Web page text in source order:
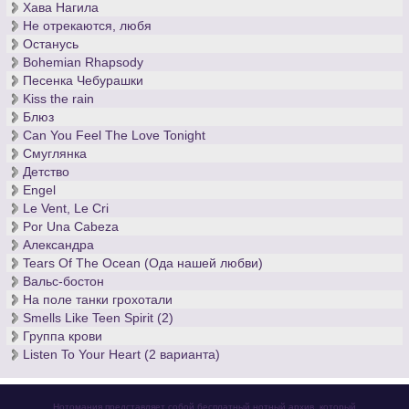
Хава Нагила
Не отрекаются, любя
Останусь
Bohemian Rhapsody
Песенка Чебурашки
Kiss the rain
Блюз
Can You Feel The Love Tonight
Смуглянка
Детство
Engel
Le Vent, Le Cri
Por Una Cabeza
Александра
Tears Of The Ocean (Ода нашей любви)
Вальс-бостон
На поле танки грохотали
Smells Like Teen Spirit (2)
Группа крови
Listen To Your Heart (2 варианта)
Нотомания представляет собой бесплатный нотный архив, который